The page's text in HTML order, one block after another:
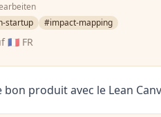
startup #impact-mapping
🇫🇷 FR
bon produit avec le Lean